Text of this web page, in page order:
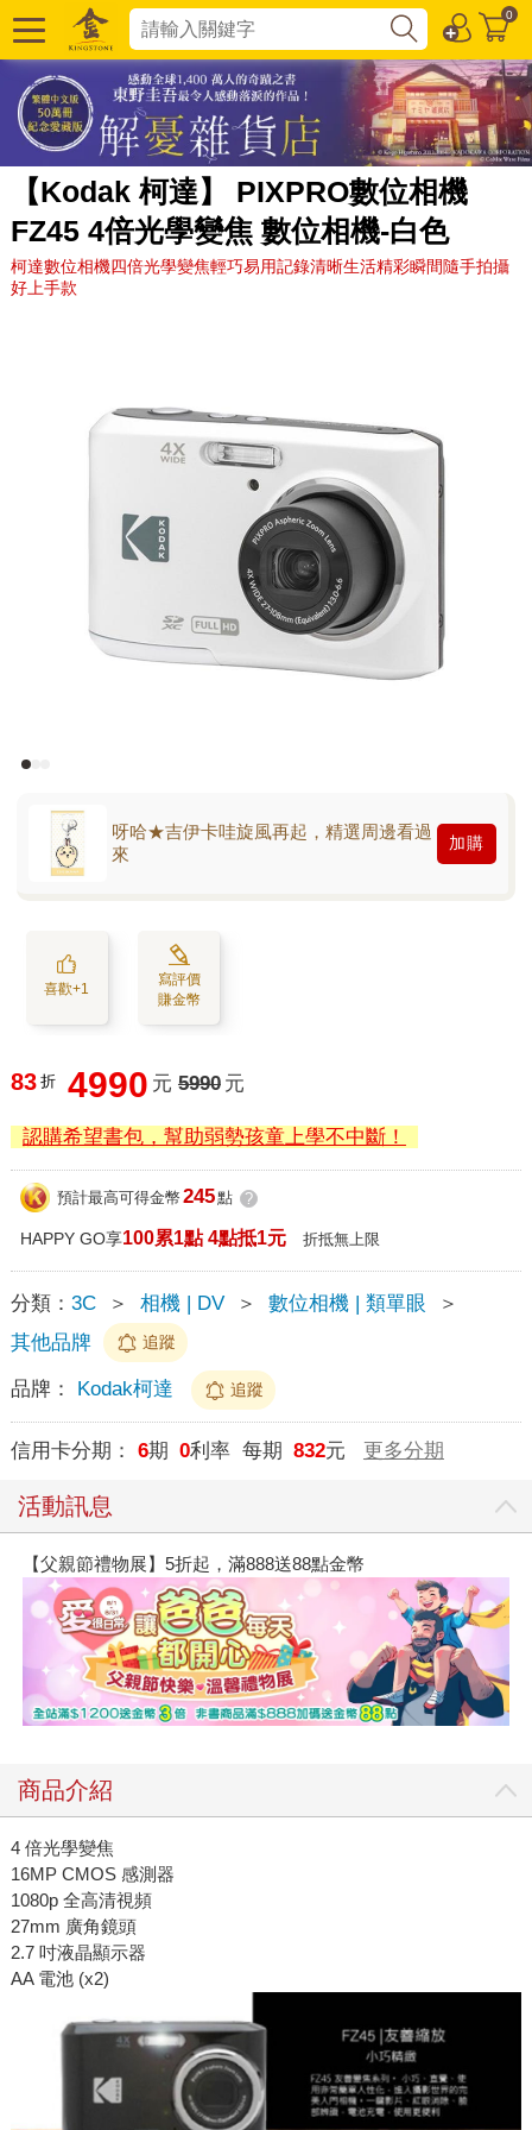
0
【Kodak 柯達】 PIXPRO數位相機
FZ45 4倍光學變焦 數位相機-白色
柯達數位相機四倍光學變焦輕巧易用記錄清晰生活精彩瞬間隨手拍攝
好上手款
呀哈★吉伊卡哇旋風再起，精選周邊看過
來
加購
喜歡+1
寫評價
賺金幣
83 折 4990 元 5990 元
認購希望書包，幫助弱勢孩童上學不中斷！
預計最高可得金幣 245點 ?
HAPPY GO享100累1點 4點抵1元 折抵無上限
分類： 3C ＞ 相機 | DV ＞ 數位相機 | 類單眼
＞
其他品牌
追蹤
品牌： Kodak柯達 追蹤
信用卡分期： 6期 0利率 每期 832元 更多分期
活動訊息
【父親節禮物展】5折起，滿888送88點金幣
商品介紹
4 倍光學變焦
16MP CMOS 感測器
1080p 全高清視頻
27mm 廣角鏡頭
2.7 吋液晶顯示器
AA 電池 (x2)